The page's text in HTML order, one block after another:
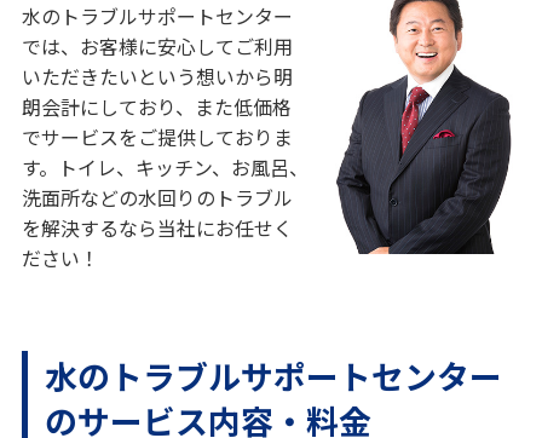
水のトラブルサポートセンター
では、お客様に安心してご利用
いただきたいという想いから明
朗会計にしており、また低価格
でサービスをご提供しておりま
す。トイレ、キッチン、お風呂、
洗面所などの水回りのトラブル
を解決するなら当社にお任せく
ださい！
水のトラブルサポートセンター
のサービス内容・料金